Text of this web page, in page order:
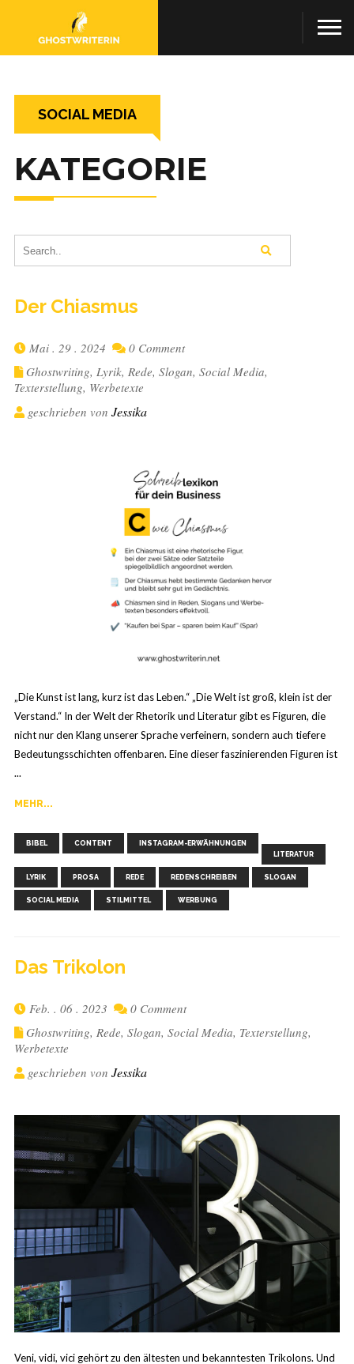
SOCIAL MEDIA
KATEGORIE
Der Chi­as­mus
Mai . 29 . 2024
0 Comment
Ghostwriting, Lyrik, Rede, Slogan, Social Media,
Texterstellung, Werbetexte
geschrieben von Jessika
„Die Kunst ist lang, kurz ist das Leben.“ „Die Welt ist groß, klein ist der
Verstand.“ In der Welt der Rhetorik und Literatur gibt es Figuren, die
nicht nur den Klang unserer Sprache verfeinern, sondern auch tiefere
Bedeutungsschichten offenbaren. Eine dieser faszinierenden Figuren ist
...
MEHR...
BIBEL CONTENT INSTAGRAM-ERWÄHNUNGEN
LITERATUR
LYRIK PROSA REDE REDENSCHREIBEN SLOGAN
SOCIAL MEDIA STILMITTEL WERBUNG
Das Tri­ko­lon
Feb. . 06 . 2023
0 Comment
Ghostwriting, Rede, Slogan, Social Media, Texterstellung,
Werbetexte
geschrieben von Jessika
Veni, vidi, vici gehört zu den ältesten und bekanntesten Trikolons. Und